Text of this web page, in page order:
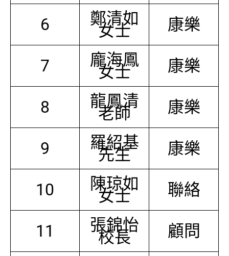
6 鄭清如
女士 康樂
7 龐海鳳
女士 康樂
8 龍鳳清
老師 康樂
9 羅紹基
先生 康樂
10 陳琼如
女士 聯絡
11 張錦怡
校長 顧問